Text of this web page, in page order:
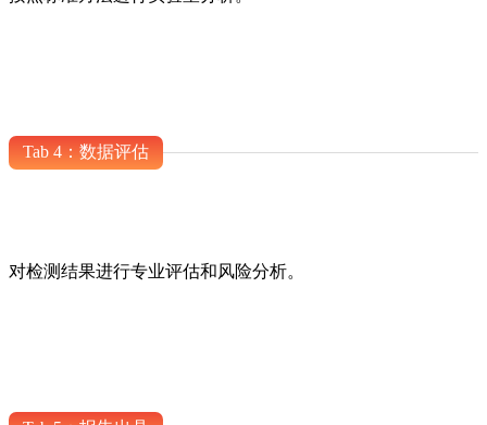
Tab 4：数据评估
对检测结果进行专业评估和风险分析。